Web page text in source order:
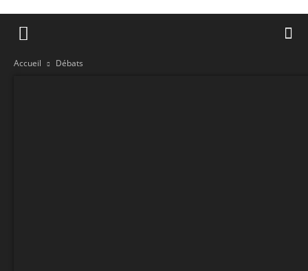
Accueil Débats